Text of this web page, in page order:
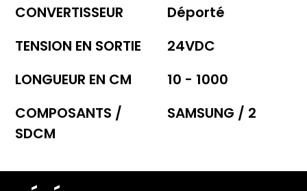
CONVERTISSEUR
Déporté
TENSION EN SORTIE
24VDC
LONGUEUR EN CM
10 - 1000
COMPOSANTS /
SDCM
SAMSUNG / 2